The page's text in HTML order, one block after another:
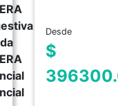
Desde
$